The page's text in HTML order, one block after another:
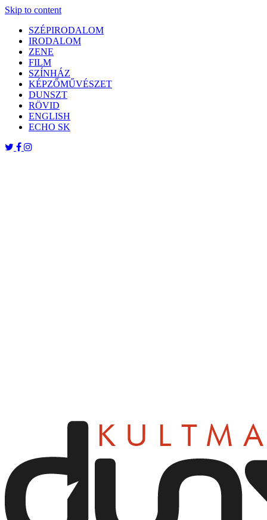
Skip to content
SZÉPIRODALOM
IRODALOM
ZENE
FILM
SZÍNHÁZ
KÉPZŐMŰVÉSZET
DUNSZT
RÖVID
ENGLISH
ECHO SK